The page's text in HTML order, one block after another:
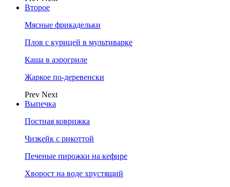
Второе
Мясные фрикадельки
Плов с курицей в мультиварке
Каша в аэрогриле
Жаркое по-деревенски
Prev Next
Выпечка
Постная коврижка
Чизкейк с рикоттой
Печеные пирожки на кефире
Хворост на воде хрустящий